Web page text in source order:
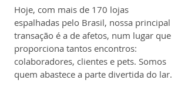
Hoje, com mais de 170 lojas
espalhadas pelo Brasil, nossa principal
transação é a de afetos, num lugar que
proporciona tantos encontros:
colaboradores, clientes e pets. Somos
quem abastece a parte divertida do lar.